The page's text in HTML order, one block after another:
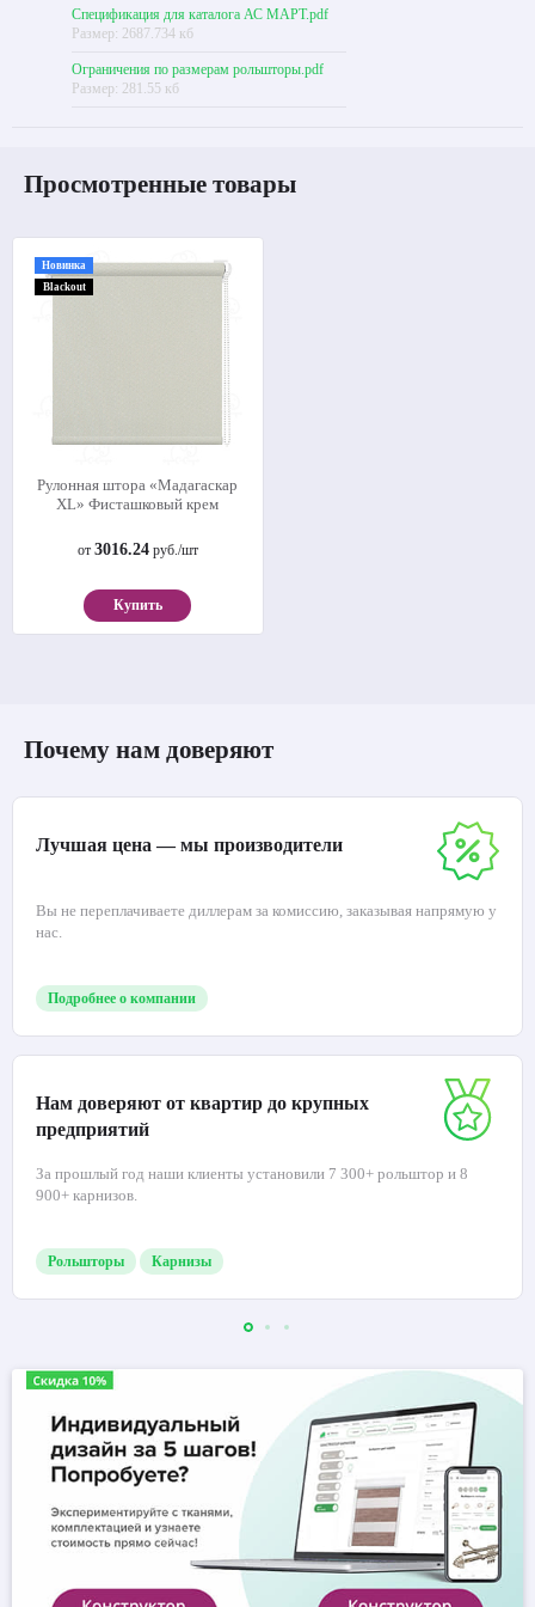
Спецификация для каталога АС МАРТ.pdf
Размер: 2687.734 кб
Ограничения по размерам рольшторы.pdf
Размер: 281.55 кб
Просмотренные товары
Новинка
Blackout
Рулонная штора «Мадагаскар
XL» Фисташковый крем
от 3016.24руб./шт
Купить
Почему нам доверяют
Лучшая цена — мы производители
Вы не переплачиваете диллерам за комиссию, заказывая напрямую у
нас.
Подробнее о компании
Нам доверяют от квартир до крупных
предприятий
За прошлый год наши клиенты установили 7 300+ рольштор и 8
900+ карнизов.
Рольшторы Карнизы